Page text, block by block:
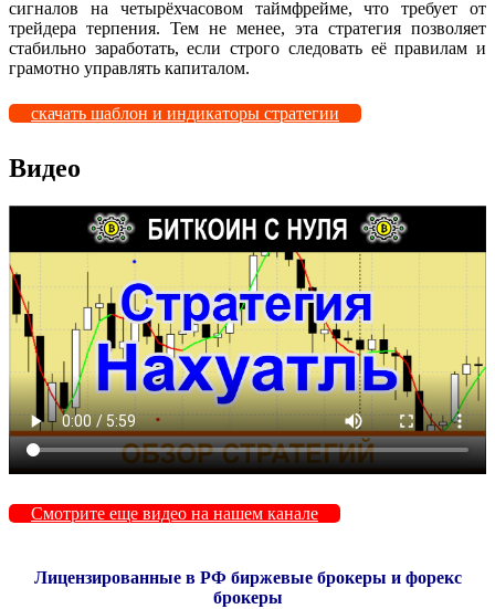
сигналов на четырёхчасовом таймфрейме, что требует от
трейдера терпения. Тем не менее, эта стратегия позволяет
стабильно заработать, если строго следовать её правилам и
грамотно управлять капиталом.
скачать шаблон и индикаторы стратегии
Видео
Смотрите еще видео на нашем канале
Лицензированные в РФ биржевые брокеры и форекс
брокеры